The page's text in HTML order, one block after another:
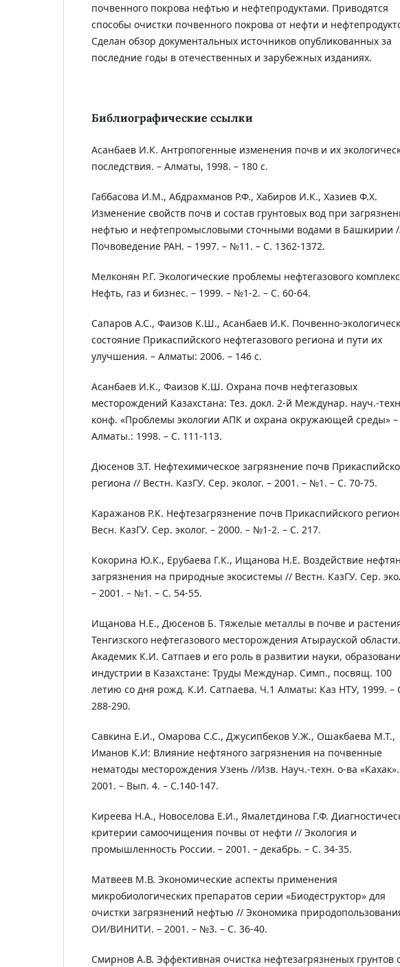
почвенного покрова нефтью и нефтепродуктами. Приводятся
способы очистки почвенного покрова от нефти и
Сделан обзор документальных источников опубликованных за
последние годы в отечественных и зарубежных изданиях.
Библиографические ссылки
Асанбаев И.К. Антропогенные изменения почв и их
последствия. – Алматы, 1998. – 180 с.
Габбасова И.М., Абдрахманов Р.Ф., Хабиров И.К., Хазиев Ф.Х.
Изменение свойств почв и состав грунтовых вод при
нефтью и нефтепромысловыми сточными водами в Башкирии
Почвоведение РАН. – 1997. – №11. – С. 1362-1372.
Мелконян Р.Г. Экологические проблемы нефтегазового
Нефть, газ и бизнес. – 1999. – №1-2. – С. 60-64.
Сапаров А.С., Фаизов К.Ш., Асанбаев И.К. Почвенно-
состояние Прикаспийского нефтегазового региона и пути их
улучшения. – Алматы: 2006. – 146 с.
Асанбаев И.К., Фаизов К.Ш. Охрана почв нефтегазовых
месторождений Казахстана: Тез. докл. 2-й Междунар. науч.-
конф. «Проблемы экологии АПК и охрана окружающей среды» –
Алматы.: 1998. – С. 111-113.
Дюсенов З.Т. Нефтехимическое загрязнение почв
региона // Вестн. КазГУ. Сер. эколог. – 2001. – №1. – С. 70-75.
Каражанов Р.К. Нефтезагрязнение почв Прикаспийского
Весн. КазГУ. Сер. эколог. – 2000. – №1-2. – С. 217.
Кокорина Ю.К., Ерубаева Г.К., Ищанова Н.Е. Воздействие
загрязнения на природные экосистемы // Вестн. КазГУ. Сер.
– 2001. – №1. – С. 54-55.
Ищанова Н.Е., Дюсенов Б. Тяжелые металлы в почве и
Тенгизского нефтегазового месторождения Атырауской
Академик К.И. Сатпаев и его роль в развитии науки,
индустрии в Казахстане: Труды Междунар. Симп., посвящ. 100
летию со дня рожд. К.И. Сатпаева. Ч.1 Алматы: Каз НТУ, 1999. –
288-290.
Савкина Е.И., Омарова С.С., Джусипбеков У.Ж., Ошакбаева М.Т.,
Иманов К.И: Влияние нефтяного загрязнения на почвенные
нематоды месторождения Узень //Изв. Науч.-техн. о-ва
2001. – Вып. 4. – С.140-147.
Киреева Н.А., Новоселова Е.И., Ямалетдинова Г.Ф.
критерии самоочищения почвы от нефти // Экология и
промышленность России. – 2001. – декабрь. – С. 34-35.
Матвеев М.В. Экономические аспекты применения
микробиологических препаратов серии «Биодеструктор» для
очистки загрязнений нефтью // Экономика
ОИ/ВИНИТИ. – 2001. – №3. – С. 36-40.
Смирнов А.В. Эффективная очистка нефтезагрязненых грунтов с